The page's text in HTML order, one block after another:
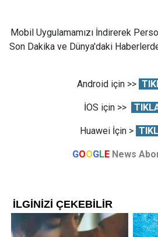
Mobil Uygulamamızı İndirerek
Son Dakika ve Dünya'daki
Android için >>
İOS için >>
Huawei İçin >
GOOGLE News